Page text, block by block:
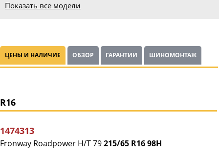
Показать все модели
ЦЕНЫ И НАЛИЧИЕ ОБЗОР ГАРАНТИИ ШИНОМОНТАЖ
R16
1474313
Fronway Roadpower H/T 79215/65 R16 98H